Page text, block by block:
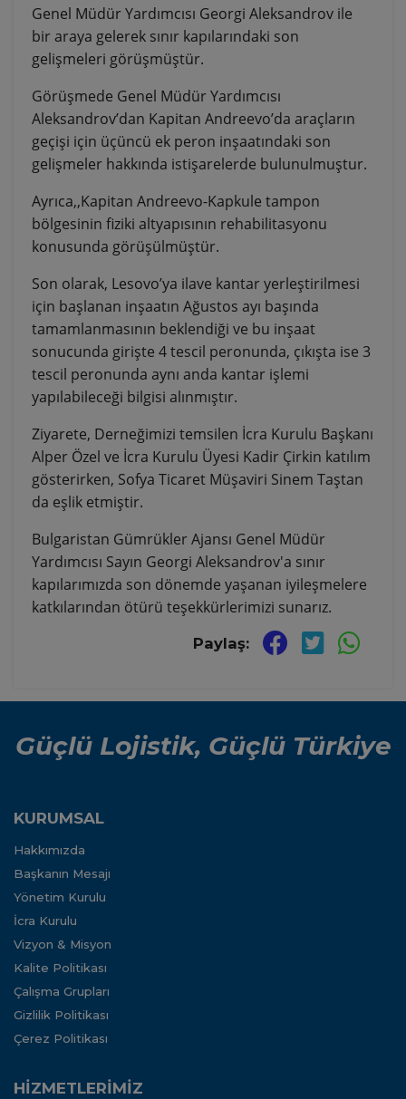
Genel Müdür Yardımcısı Georgi Aleksandrov ile
bir araya gelerek sınır kapılarındaki son
gelişmeleri görüşmüştür.
Görüşmede Genel Müdür Yardımcısı
Aleksandrov’dan Kapitan Andreevo’da araçların
geçişi için üçüncü ek peron inşaatındaki son
gelişmeler hakkında istişarelerde bulunulmuştur.
Ayrıca,,Kapitan Andreevo-Kapkule tampon
bölgesinin fiziki altyapısının rehabilitasyonu
konusunda görüşülmüştür.
Son olarak, Lesovo’ya ilave kantar yerleştirilmesi
için başlanan inşaatın Ağustos ayı başında
tamamlanmasının beklendiği ve bu inşaat
sonucunda girişte 4 tescil peronunda, çıkışta ise 3
tescil peronunda aynı anda kantar işlemi
yapılabileceği bilgisi alınmıştır.
Ziyarete, Derneğimizi temsilen İcra Kurulu Başkanı
Alper Özel ve İcra Kurulu Üyesi Kadir Çirkin katılım
gösterirken, Sofya Ticaret Müşaviri Sinem Taştan
da eşlik etmiştir.
Bulgaristan Gümrükler Ajansı Genel Müdür
Yardımcısı Sayın Georgi Aleksandrov'a sınır
kapılarımızda son dönemde yaşanan iyileşmelere
katkılarından ötürü teşekkürlerimizi sunarız.
Paylaş:
Güçlü Lojistik, Güçlü Türkiye
KURUMSAL
Hakkımızda
Başkanın Mesajı
Yönetim Kurulu
İcra Kurulu
Vizyon & Misyon
Kalite Politikası
Çalışma Grupları
Gizlilik Politikası
Çerez Politikası
HİZMETLERİMİZ